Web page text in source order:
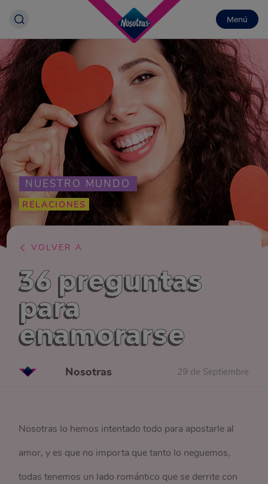
Menú
NUESTRO MUNDO
RELACIONES
VOLVER A
36 preguntas
para
enamorarse
Nosotras 29 de Septiembre
Nosotras lo hemos intentado todo para apostarle al
amor, y es que no importa que tanto lo neguemos,
todas tenemos un lado romántico que se derrite con